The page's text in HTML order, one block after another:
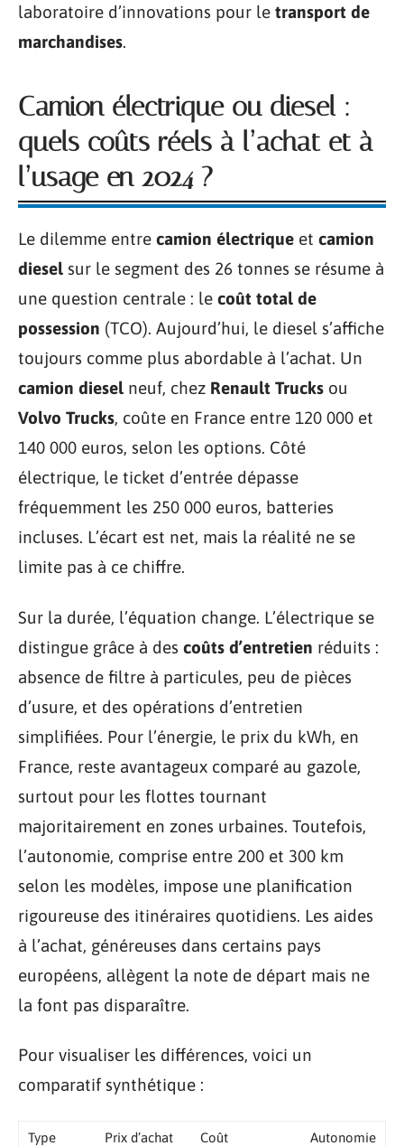
laboratoire d’innovations pour le transport de
marchandises.
Camion électrique ou diesel :
quels coûts réels à l’achat et à
l’usage en 2024 ?
Le dilemme entre camion électrique et camion
diesel sur le segment des 26 tonnes se résume à
une question centrale : le coût total de
possession (TCO). Aujourd’hui, le diesel s’affiche
toujours comme plus abordable à l’achat. Un
camion diesel neuf, chez Renault Trucks ou
Volvo Trucks, coûte en France entre 120 000 et
140 000 euros, selon les options. Côté
électrique, le ticket d’entrée dépasse
fréquemment les 250 000 euros, batteries
incluses. L’écart est net, mais la réalité ne se
limite pas à ce chiffre.
Sur la durée, l’équation change. L’électrique se
distingue grâce à des coûts d’entretien réduits :
absence de filtre à particules, peu de pièces
d’usure, et des opérations d’entretien
simplifiées. Pour l’énergie, le prix du kWh, en
France, reste avantageux comparé au gazole,
surtout pour les flottes tournant
majoritairement en zones urbaines. Toutefois,
l’autonomie, comprise entre 200 et 300 km
selon les modèles, impose une planification
rigoureuse des itinéraires quotidiens. Les aides
à l’achat, généreuses dans certains pays
européens, allègent la note de départ mais ne
la font pas disparaître.
Pour visualiser les différences, voici un
comparatif synthétique :
Type Prix d’achat
Coût
Autonomie